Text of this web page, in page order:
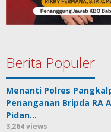
Berita Populer
Menanti Polres
Penanganan Bripda RA
Pidan…
3,264 views